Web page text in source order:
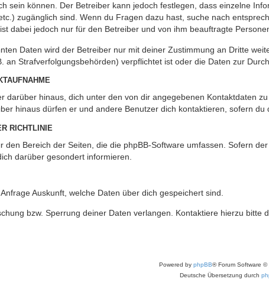
sein können. Der Betreiber kann jedoch festlegen, dass einzelne
zugänglich sind. Wenn du Fragen dazu hast, suche nach
dabei jedoch nur für den Betreiber und von ihm beauftragte
Daten wird der Betreiber nur mit deiner Zustimmung an Dritte
an Strafverfolgungsbehörden) verpflichtet ist oder die Daten zur
darüber hinaus, dich unter den von dir angegebenen Kontaktdaten
hinaus dürfen er und andere Benutzer dich kontaktieren, sofern
RICHTLINIE
den Bereich der Seiten, die die phpBB-Software umfassen. Sofern
darüber gesondert informieren.
Auskunft, welche Daten über dich gespeichert sind.
bzw. Sperrung deiner Daten verlangen. Kontaktiere hierzu bitte
Powered by phpBB® Forum Software ©
Deutsche Übersetzung durch